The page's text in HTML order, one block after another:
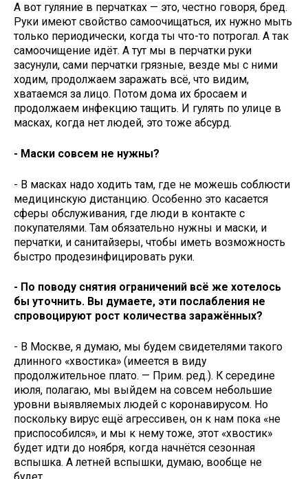
А вот гуляние в перчатках — это, честно говоря, бред.
Руки имеют свойство самоочищаться, их нужно мыть
только периодически, когда ты что-то потрогал. А так
самоочищение идёт. А тут мы в перчатки руки
засунули, сами перчатки грязные, везде мы с ними
ходим, продолжаем заражать всё, что видим,
хватаемся за лицо. Потом дома их бросаем и
продолжаем инфекцию тащить. И гулять по улице в
масках, когда нет людей, это тоже абсурд.
- Маски совсем не нужны?
- В масках надо ходить там, где не можешь соблюсти
медицинскую дистанцию. Особенно это касается
сферы обслуживания, где люди в контакте с
покупателями. Там обязательно нужны и маски, и
перчатки, и санитайзеры, чтобы иметь возможность
быстро продезинфицировать руки.
- По поводу снятия ограничений всё же хотелось
бы уточнить. Вы думаете, эти послабления не
спровоцируют рост количества заражённых?
- В Москве, я думаю, мы будем свидетелями такого
длинного «хвостика» (имеется в виду
продолжительное плато. — Прим. ред.). К середине
июля, полагаю, мы выйдем на совсем небольшие
уровни выявляемых людей с коронавирусом. Но
поскольку вирус ещё агрессивен, он к нам пока «не
приспособился», и мы к нему тоже, этот «хвостик»
будет идти до ноября, когда начнётся сезонная
вспышка. А летней вспышки, думаю, вообще не